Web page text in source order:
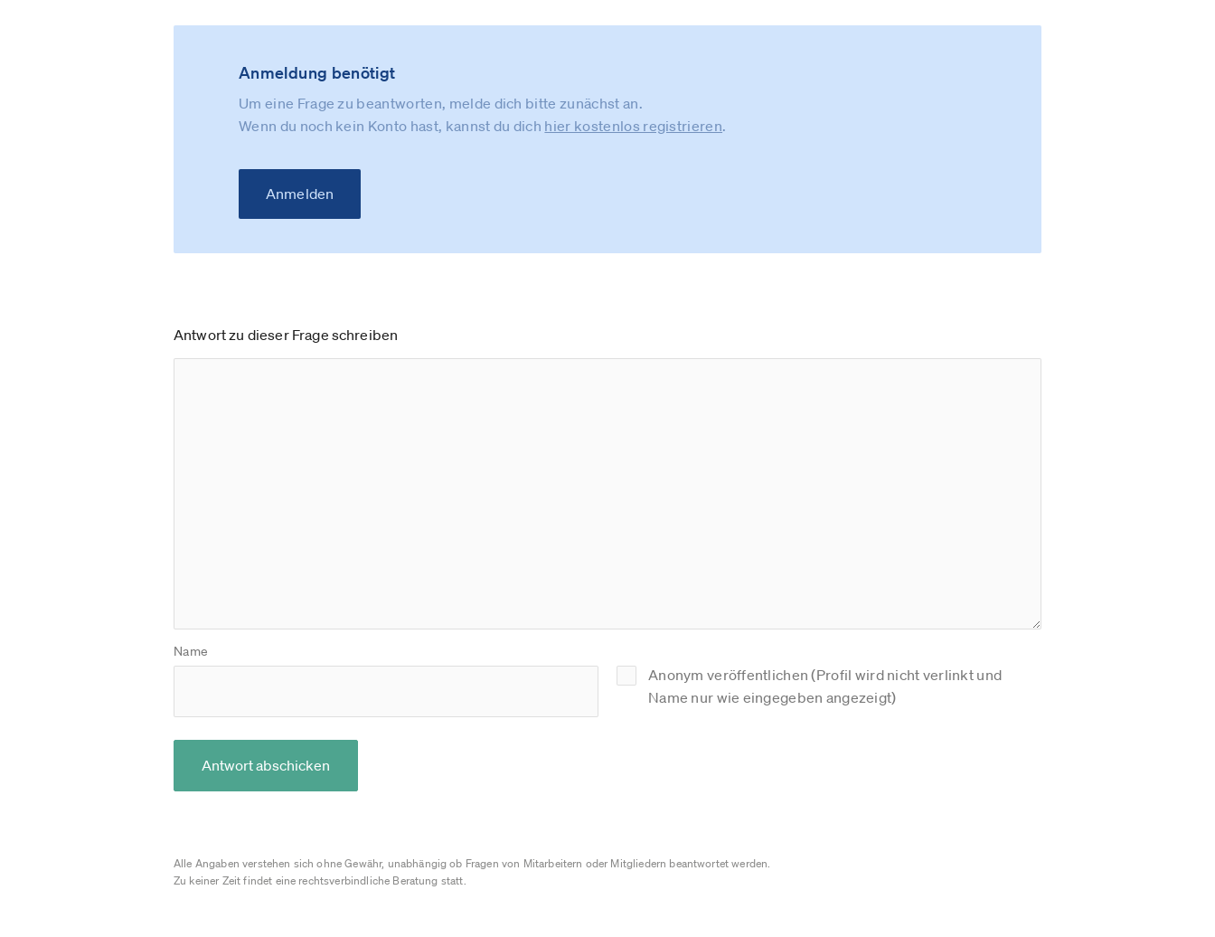
Anmeldung benötigt
Um eine Frage zu beantworten, melde dich bitte zunächst an.
Wenn du noch kein Konto hast, kannst du dich hier kostenlos registrieren.
Anmelden
Antwort zu dieser Frage schreiben
Name
Anonym veröffentlichen (Profil wird nicht verlinkt und
Name nur wie eingegeben angezeigt)
Antwort abschicken
Alle Angaben verstehen sich ohne Gewähr, unabhängig ob Fragen von Mitarbeitern oder Mitgliedern beantwortet werden.
Zu keiner Zeit findet eine rechtsverbindliche Beratung statt.